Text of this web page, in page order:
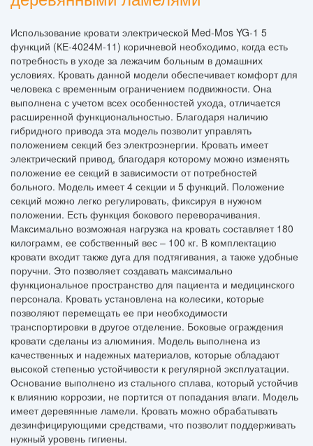
Использование кровати электрической Med-Mos YG-1 5
функций (КЕ-4024М-11) коричневой необходимо, когда есть
потребность в уходе за лежачим больным в домашних
условиях. Кровать данной модели обеспечивает комфорт для
человека с временным ограничением подвижности. Она
выполнена с учетом всех особенностей ухода, отличается
расширенной функциональностью. Благодаря наличию
гибридного привода эта модель позволит управлять
положением секций без электроэнергии. Кровать имеет
электрический привод, благодаря которому можно изменять
положение ее секций в зависимости от потребностей
больного. Модель имеет 4 секции и 5 функций. Положение
секций можно легко регулировать, фиксируя в нужном
положении. Есть функция бокового переворачивания.
Максимально возможная нагрузка на кровать составляет 180
килограмм, ее собственный вес – 100 кг. В комплектацию
кровати входит также дуга для подтягивания, а также удобные
поручни. Это позволяет создавать максимально
функциональное пространство для пациента и медицинского
персонала. Кровать установлена на колесики, которые
позволяют перемещать ее при необходимости
транспортировки в другое отделение. Боковые ограждения
кровати сделаны из алюминия. Модель выполнена из
качественных и надежных материалов, которые обладают
высокой степенью устойчивости к регулярной эксплуатации.
Основание выполнено из стального сплава, который устойчив
к влиянию коррозии, не портится от попадания влаги. Модель
имеет деревянные ламели. Кровать можно обрабатывать
дезинфицирующими средствами, что позволит поддерживать
нужный уровень гигиены.